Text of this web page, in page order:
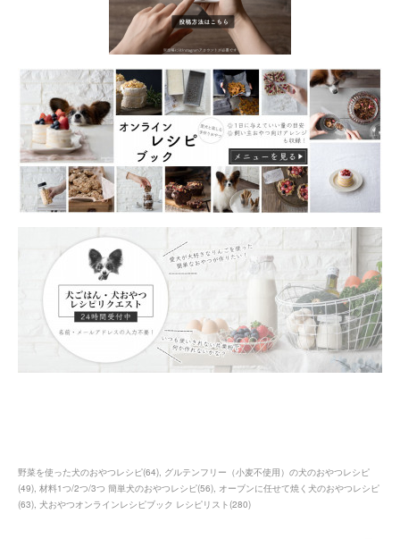
野菜を使った犬のおやつレシピ(64) グルテンフリー（小麦不使用）の犬のおやつレシピ
(49) 材料1つ/2つ/3つ 簡単犬のおやつレシピ(56) オーブンに任せて焼く犬のおやつレシピ
(63) 犬おやつオンラインレシピブック レシピリスト(280)